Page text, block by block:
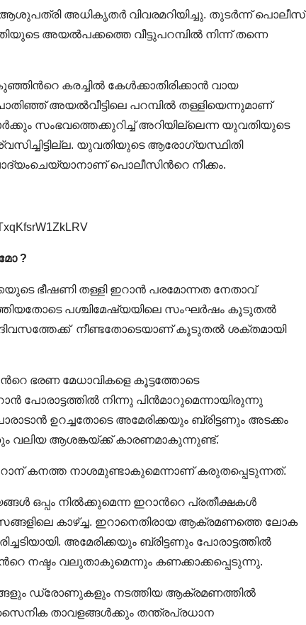
അധികൃതര്‍ വിവരമറിയിച്ചു. തുടര്‍ന്ന് പൊലീസ്
അയല്‍പക്കത്തെ വീട്ടുപറമ്പില്‍ നിന്ന് തന്നെ
കരച്ചില്‍ കേള്‍ക്കാതിരിക്കാന്‍ വായ
പൊതിഞ്ഞ് അയല്‍വീട്ടിലെ പറമ്പില്‍ തള്ളിയെന്നുമാണ്
സംഭവത്തെക്കുറിച്ച് അറിയില്ലെന്ന യുവതിയുടെ
യുവതിയുടെ ആരോഗ്യസ്ഥിതി
പൊലീസിന്‍റെ നീക്കം.
?
ഭീഷണി തള്ളി ഇറാൻ പരമോന്നത നേതാവ്
പശ്ചിമേഷ്യയിലെ സംഘർഷം കൂടുതൽ
നീണ്ടതോടെയാണ് കൂടുതൽ ശക്തമായി
ഭരണ മേധാവികളെ കൂട്ടത്തോടെ
പോരാട്ടത്തിൽ നിന്നു പിൻമാറുമെന്നായിരുന്നു
ഉറച്ചതോടെ അമേരിക്കയും ബ്രിട്ടണും അടക്കം
വലിയ ആശങ്കയ്ക്ക് കാരണമാകുന്നുണ്ട്.
കനത്ത നാശമുണ്ടാകുമെന്നാണ് കരുതപ്പെടുന്നത്.
ഒപ്പം നിൽക്കുമെന്ന ഇറാന്‍റെ പ്രതീക്ഷകൾ
കാഴ്ച്ച. ഇറാനെതിരായ ആക്രമണത്തെ ലോക
അമേരിക്കയും ബ്രിട്ടണും പോരാട്ടത്തിൽ
നഷ്ടം വലുതാകുമെന്നും കണക്കാക്കപ്പെടുന്നു.
ഡ്രോണുകളും നടത്തിയ ആക്രമണത്തിൽ
താവളങ്ങൾക്കും തന്ത്രപ്രധാന
